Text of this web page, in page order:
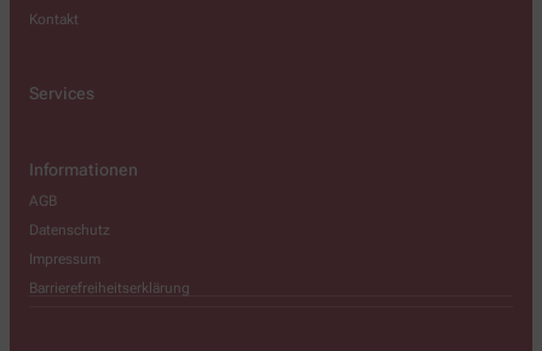
Kontakt
Services
Informationen
AGB
Datenschutz
Impressum
Barrierefreiheitserklärung